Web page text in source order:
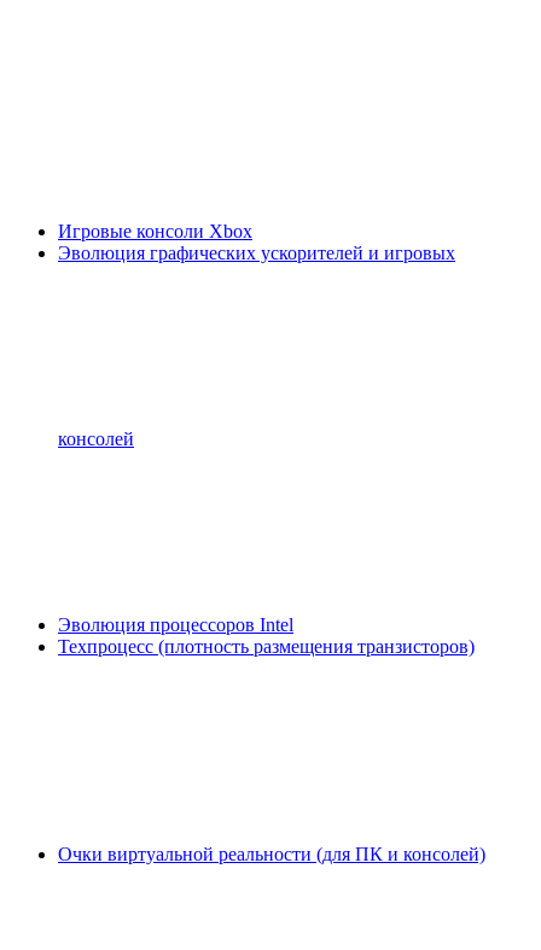
Игровые консоли Xbox
Эволюция графических ускорителей и игровых
консолей
Эволюция процессоров Intel
Техпроцесс (плотность размещения транзисторов)
Очки виртуальной реальности (для ПК и консолей)